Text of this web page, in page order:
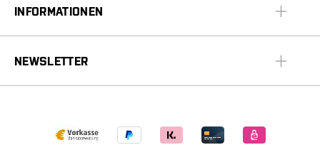
INFORMATIONEN
NEWSLETTER